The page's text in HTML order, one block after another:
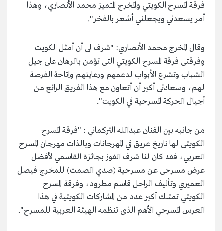
فرقة المسرح الكويتي والمخرج المتميز محمد الأنصاري، وهذا
أمر يسعدني ويجعلني أشعر بالفخر".
وقال المخرج محمد الأنصاري: "شرف لى أن أمثل الكويت
وفرقتى فرقة المسرح الكويتي التى تؤمن بالرهان على جيل
الشباب وتشرع الأبواب لدعمهم ورعايتهم وإتاحة الفرصة
لهم، وسعادتى أكبر أن أتعاون مع هذا الفريق الرائع من
أجيال الحركة المسرحية في الكويت".
من جانبه بين الفنان عبدالله التركماني : "فرقة المسرح
الكويتى لها تاريخ عريق في المهرجانات وبالذات مهرجان المسرح
العربي، فقد كان لنا شرف الفوز بجائزة القاسمي لأفضل
عرض مسرحى عن مسرحية (صدي الصمت) للمخرج فيصل
العميري وتأليف الراحل قاسم مطرود، وفرقة المسرح
الكويتي تمتلك أكبر عدد من المشاركات الكويتية في هذا
العرس المسرحي الأهم الذى تنظمه الهيئة العربية للمسرح".